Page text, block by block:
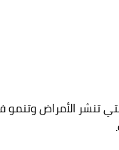
تنشر الأمراض وتنمو